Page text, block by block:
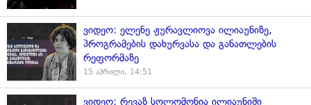
ვიდეო: ელენე ჟურავლიოვა ილიაუნიზე,
პროგრამების დახურვასა და განათლების
რეფორმაზე
15 აპრილი, 14:51
ვიდეო: რევაზ სოლომონია ილიაუნიში